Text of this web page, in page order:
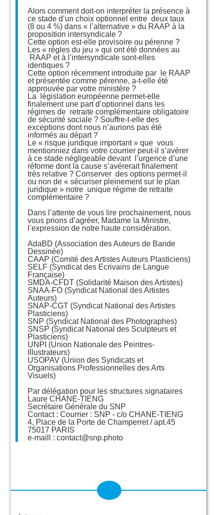
Alors comment doit-on interpréter la présence à
ce stade d’un choix optionnel entre deux taux
(8 ou 4 %) dans « l’alternative » du RAAP à la
proposition intersyndicale ?
Cette option est-elle provisoire ou pérenne ?
Les « règles du jeu » qui ont été données au
RAAP et à l’intersyndicale sont-elles
identiques ?
Cette option récemment introduite par le RAAP
et présentée comme pérenne, a-t-elle été
approuvée par votre ministère ?
La législation européenne permet-elle
finalement une part d’optionnel dans les
régimes de retraite complémentaire obligatoire
de sécurité sociale ? Souffre-t-elle des
exceptions dont nous n’aurions pas été
informés au départ ?
Le « risque juridique important » que vous
mentionniez dans votre courrier peut-il s’avérer
à ce stade négligeable devant l’urgence d’une
réforme dont la cause s’avérerait finalement
très relative ? Conserver des options permet-il
ou non de « sécuriser pleinement sur le plan
juridique » notre unique régime de retraite
complémentaire ?
Dans l’attente de vous lire prochainement, nous
vous prions d’agréer, Madame la Ministre,
l’expression de notre haute considération.
AdaBD (Association des Auteurs de Bande
Dessinée)
CAAP (Comité des Artistes Auteurs Plasticiens)
SELF (Syndicat des Ecrivains de Langue
Française)
SMDA-CFDT (Solidarité Maison des Artistes)
SNAA-FO (Syndicat National des Artistes
Auteurs)
SNAP-CGT (Syndicat National des Artistes
Plasticiens)
SNP (Syndicat National des Photographes)
SNSP (Syndicat National des Sculpteurs et
Plasticiens)
UNPI (Union Nationale des Peintres-
Illustrateurs)
USOPAV (Union des Syndicats et
Organisations Professionnelles des Arts
Visuels)
Par délégation pour les structures signataires
Laure CHANE-TIENG
Secrétaire Générale du SNP
Contact : Courrier : SNP - c/o CHANE-TIENG
4, Place de la Porte de Champerret / apt.45
75017 PARIS
e-maill : contact@snp.photo